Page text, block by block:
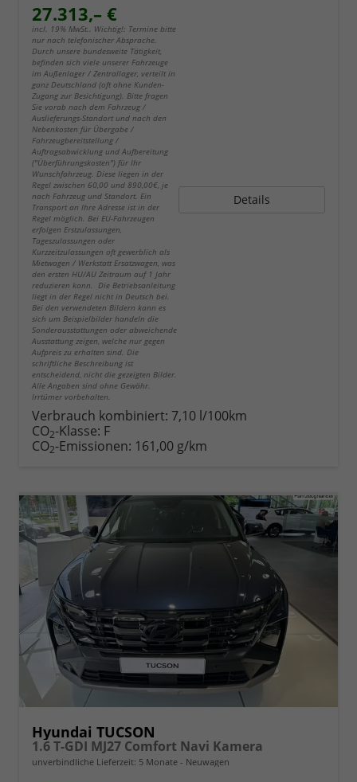
27.313,– €
incl. 19% MwSt.. Wichtig!: Termine bitte
nur nach telefonischer Absprache.
Durch unsere bundesweite Tätigkeit,
befinden sich viele unserer Fahrzeuge
im Außenlager / Zentrallager, verteilt in
ganz Deutschland (oft ohne Kunden-
Zugang zur Besichtigung). Bitte fragen
Sie vorab nach dem Fahrzeug /
Auslieferungs-Standort und nach den
Nebenkosten für Übergabe /
Fahrzeugbereitstellung /
Auftragsabwicklung und Aufbereitung
("Überführungskosten") für Ihr
Wunschfahrzeug. Diese liegen in der
Regel zwischen 60,00 und 890,00€, je
nach Fahrzeug und Standort. Ein
Transport an Ihre Adresse ist in der
Regel möglich. Bei EU-Fahrzeugen
erfolgen Erstzulassungen,
Tageszulassungen oder
Kurzzeitzulassungen oft gewerblich als
Mietwagen / Werkstatt Ersatzwagen, was
den ersten HU/AU Zeitraum auf 1 Jahr
reduzieren kann. Die Betriebsanleitung
liegt in der Regel nicht in Deutsch bei.
Bei den verwendeten Bildern kann es
sich um Beispielbilder handeln die
Sonderausstattungen oder abweichende
Ausstattung zeigen, welche nur gegen
Aufpreis zu erhalten sind. Die
schriftliche Beschreibung ist
entscheidend, nicht die gezeigten Bilder.
Alle Angaben sind ohne Gewähr.
Irrtümer vorbehalten.
Details
Verbrauch kombiniert: 7,10 l/100km
CO2-Klasse: F
CO2-Emissionen: 161,00 g/km
Hyundai TUCSON
1.6 T-GDI MJ27 Comfort Navi Kamera
unverbindliche Lieferzeit: 5 Monate Neuwagen